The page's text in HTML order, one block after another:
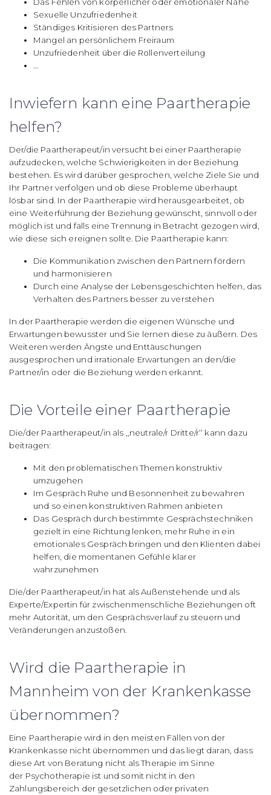
Sexuelle Unzufriedenheit
Ständiges Kritisieren des Partners
Mangel an persönlichem Freiraum
Unzufriedenheit über die Rollenverteilung
Inwiefern kann eine Paartherapie
helfen?
Der/die Paartherapeut/in versucht bei einer Paartherapie
aufzudecken, welche Schwierigkeiten in der Beziehung
bestehen. Es wird darüber gesprochen, welche Ziele Sie und
Ihr Partner verfolgen und ob diese Probleme überhaupt
lösbar sind. In der Paartherapie wird herausgearbeitet, ob
eine Weiterführung der Beziehung gewünscht, sinnvoll oder
möglich ist und falls eine Trennung in Betracht gezogen wird,
wie diese sich ereignen sollte. Die Paartherapie kann:
Die Kommunikation zwischen den Partnern fördern
und harmonisieren
Durch eine Analyse der Lebensgeschichten helfen, das
Verhalten des Partners besser zu verstehen
In der Paartherapie werden die eigenen Wünsche und
Erwartungen bewusster und Sie lernen diese zu äußern. Des
Weiteren werden Ängste und Enttäuschungen
ausgesprochen und irrationale Erwartungen an den/die
Partner/in oder die Beziehung werden erkannt.
Die Vorteile einer Paartherapie
Die/der Paartherapeut/in als ,,neutrale/r Dritte/r‘‘ kann dazu
beitragen:
Mit den problematischen Themen konstruktiv
umzugehen
Im Gespräch Ruhe und Besonnenheit zu bewahren
und so einen konstruktiven Rahmen anbieten
Das Gespräch durch bestimmte Gesprächstechniken
gezielt in eine Richtung lenken, mehr Ruhe in ein
emotionales Gespräch bringen und den Klienten dabei
helfen, die momentanen Gefühle klarer
wahrzunehmen
Die/der Paartherapeut/in hat als Außenstehende und als
Experte/Expertin für zwischenmenschliche Beziehungen oft
mehr Autorität, um den Gesprächsverlauf zu steuern und
Veränderungen anzustoßen.
Wird die Paartherapie in
Mannheim von der Krankenkasse
übernommen?
Eine Paartherapie wird in den meisten Fällen von der
Krankenkasse nicht übernommen und das liegt daran, dass
diese Art von Beratung nicht als Therapie im Sinne
der Psychotherapie ist und somit nicht in den
Zahlungsbereich der gesetzlichen oder privaten